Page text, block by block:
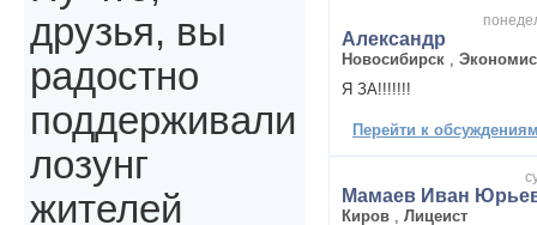
Александр
Новосибирск
Я ЗА!!!!!!!
Перейти к
Мамаев Иван
Киров
Лицеист
друзья, вы
радостно
поддерживали
лозунг
жителей